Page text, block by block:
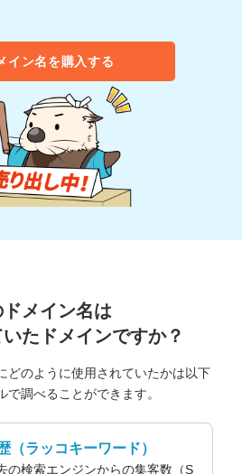
イン名を購入する
ドメイン名は
たドメインですか？
どのように使用されていたかは以下
で調べることができます。
（ラッコキーワード）
の検索エンジンからの集客数（S